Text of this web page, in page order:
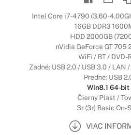
Intel Core i7-4790 (3,60-
16GB DDR3
HDD 2000GB
nVidia GeForce GT 705
WiFi / BT / DVD-
Zadné: USB 2.0 / USB 3.0 / LAN
Predné: USB
Win8.1 64-bit
Čierny Plast /
3r (3r) Basic On-
VIAC